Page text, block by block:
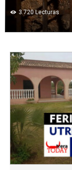
3.720Lecturas